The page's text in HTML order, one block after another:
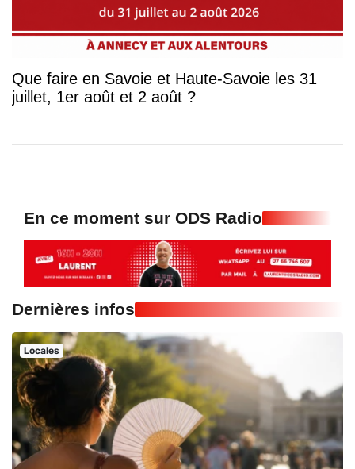
Que faire en Savoie et Haute-Savoie les 31
juillet, 1er août et 2 août ?
En ce moment sur ODS Radio
Dernières infos
Locales